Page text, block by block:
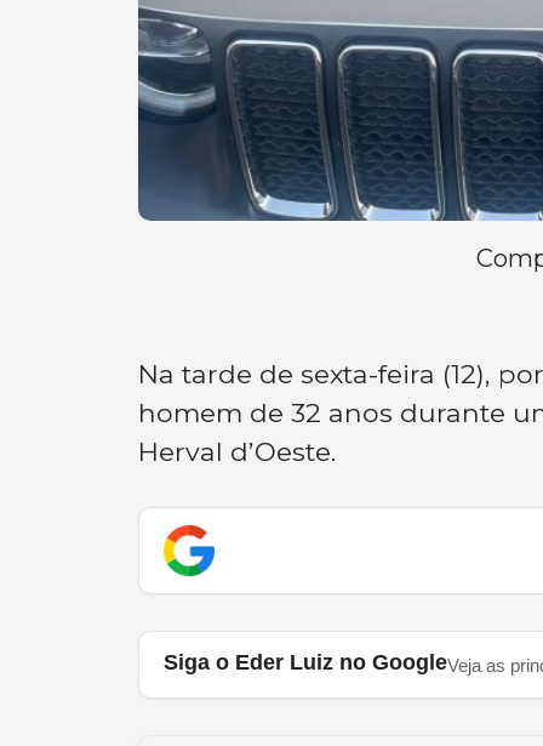
Na tarde de sexta-feira (12),
homem de 32 anos durante
Herval d’Oeste.
Siga o Eder Luiz no GoogleVeja as